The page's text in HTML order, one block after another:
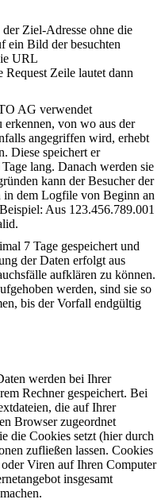
Ziel-Adresse ohne die
ein Bild der besuchten
URL
Zeile lautet dann
AG verwendet
von wo aus der
angegriffen wird, erhebt
Diese speichert er
lang. Danach werden sie
kann der Besucher der
in dem Logfile von Beginn an
Aus 123.456.789.001
7 Tage gespeichert und
der Daten erfolgt aus
aufklären zu können.
werden, sind sie so
bis der Vorfall endgültig
werden bei Ihrer
Rechner gespeichert. Bei
die auf Ihrer
Browser zugeordnet
die Cookies setzt (hier durch
zufließen lassen. Cookies
Viren auf Ihren Computer
insgesamt